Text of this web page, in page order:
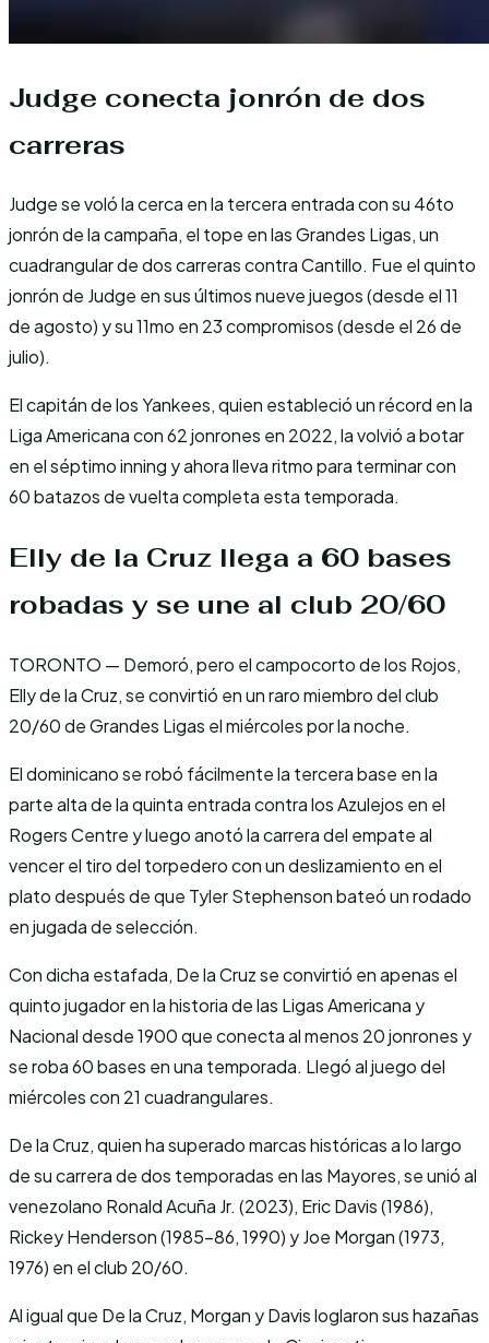
Judge conecta jonrón de dos
carreras
Judge se voló la cerca en la tercera entrada con su 46to
jonrón de la campaña, el tope en las Grandes Ligas, un
cuadrangular de dos carreras contra Cantillo. Fue el quinto
jonrón de Judge en sus últimos nueve juegos (desde el 11
de agosto) y su 11mo en 23 compromisos (desde el 26 de
julio).
El capitán de los Yankees, quien estableció un récord en la
Liga Americana con 62 jonrones en 2022, la volvió a botar
en el séptimo inning y ahora lleva ritmo para terminar con
60 batazos de vuelta completa esta temporada.
Elly de la Cruz llega a 60 bases
robadas y se une al club 20/60
TORONTO — Demoró, pero el campocorto de los Rojos,
Elly de la Cruz, se convirtió en un raro miembro del club
20/60 de Grandes Ligas el miércoles por la noche.
El dominicano se robó fácilmente la tercera base en la
parte alta de la quinta entrada contra los Azulejos en el
Rogers Centre y luego anotó la carrera del empate al
vencer el tiro del torpedero con un deslizamiento en el
plato después de que Tyler Stephenson bateó un rodado
en jugada de selección.
Con dicha estafada, De la Cruz se convirtió en apenas el
quinto jugador en la historia de las Ligas Americana y
Nacional desde 1900 que conecta al menos 20 jonrones y
se roba 60 bases en una temporada. Llegó al juego del
miércoles con 21 cuadrangulares.
De la Cruz, quien ha superado marcas históricas a lo largo
de su carrera de dos temporadas en las Mayores, se unió al
venezolano Ronald Acuña Jr. (2023), Eric Davis (1986),
Rickey Henderson (1985-86, 1990) y Joe Morgan (1973,
1976) en el club 20/60.
Al igual que De la Cruz, Morgan y Davis loglaron sus hazañas